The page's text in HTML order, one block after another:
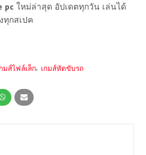
pc ใหม่ล่าสุด อัปเดตทุกวัน เล่นได้
ทุกสเปค
มส์ไฟล์เล็ก เกมส์หัดขับรถ